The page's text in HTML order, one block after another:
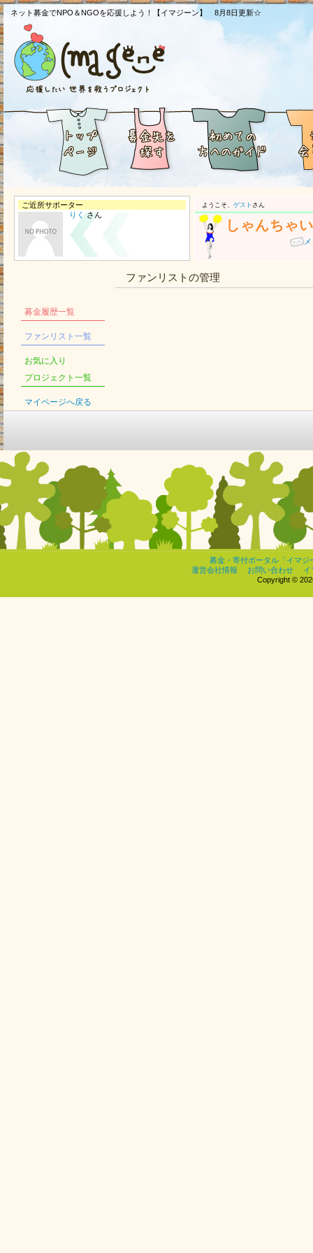
ネット募金でNPO＆NGOを応援しよう！【イマジーン】 8月8日更新☆
ご近所サポーター
りくさん
ようこそ、 ゲスト さん
しゃんちゃい
募金履歴一覧
ファンリスト一覧
お気に入り
プロジェクト一覧
マイページへ戻る
ファンリストの管理
募金・寄付ポータル「イマジ
運営会社情報
お問い合わせ
イ
Copyright ©